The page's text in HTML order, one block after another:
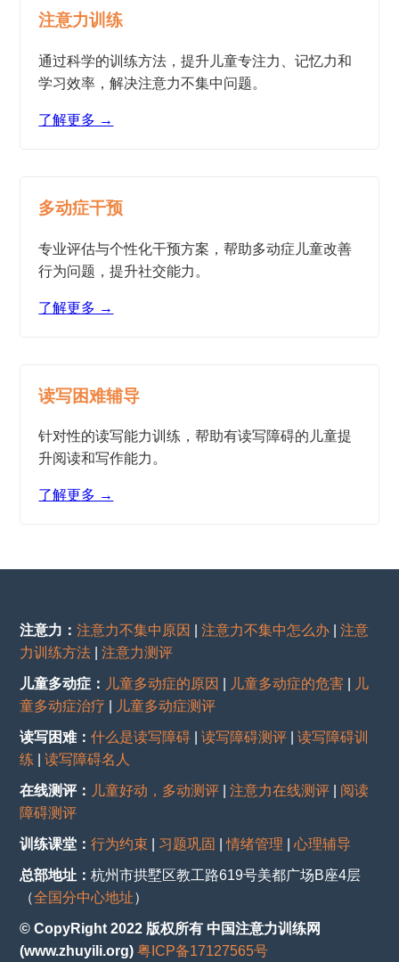
注意力训练
通过科学的训练方法，提升儿童专注力、记忆力和
学习效率，解决注意力不集中问题。
了解更多 →
多动症干预
专业评估与个性化干预方案，帮助多动症儿童改善
行为问题，提升社交能力。
了解更多 →
读写困难辅导
针对性的读写能力训练，帮助有读写障碍的儿童提
升阅读和写作能力。
了解更多 →
注意力：注意力不集中原因 |注意力不集中怎么办 |注意
力训练方法 |注意力测评
儿童多动症： 儿童多动症的原因 儿童多动症的危害
儿
童多动症治疗
儿童多动症测评
读写困难：什么是读写障碍 |读写障碍测评 |读写障碍训
练 |读写障碍名人
在线测评： 儿童好动，多动测评 |注意力在线测评
阅读
障碍测评
训练课堂：行为约束 习题巩固 |情绪管理 |心理辅导
总部地址：杭州市拱墅区教工路619号美都广场B座4层
（全国分中心地址）
© CopyRight 2022 版权所有 中国注意力训练网
(www.zhuyili.org) 粤ICP备17127565号